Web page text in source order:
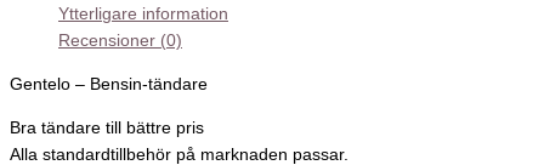
Ytterligare information
Recensioner (0)
Gentelo – Bensin-tändare
Bra tändare till bättre pris
Alla standardtillbehör på marknaden passar.